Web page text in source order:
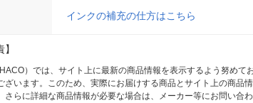
インクの補充の仕方はこちら
）では、サイト上に最新の商品情報を表示するよう努め
ざいます。このため、実際にお届けする商品とサイト上の商
さらに詳細な商品情報が必要な場合は、メーカー等にお問い合わ